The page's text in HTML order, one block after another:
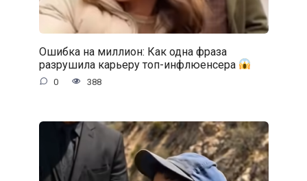
Ошибка на миллион: Как одна фраза
разрушила карьеру топ-инфлюенсера
0 388